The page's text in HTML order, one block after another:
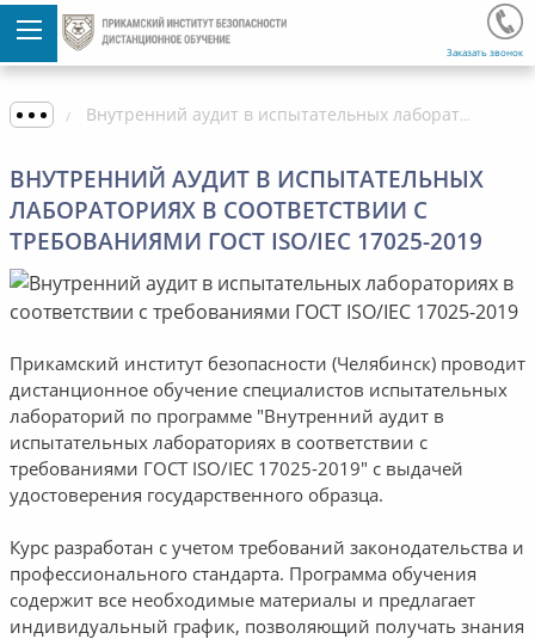
Заказать звонок
Внутренний аудит в испытательных лабораториях в соответствии с требованиями ГОСТ ISO/IEC 17025-2019
ВНУТРЕННИЙ АУДИТ В ИСПЫТАТЕЛЬНЫХ
ЛАБОРАТОРИЯХ В СООТВЕТСТВИИ С
ТРЕБОВАНИЯМИ ГОСТ ISO/IEC 17025-2019
Прикамский институт безопасности (Челябинск) проводит
дистанционное обучение специалистов испытательных
лабораторий по программе "Внутренний аудит в
испытательных лабораториях в соответствии с
требованиями ГОСТ ISO/IEC 17025-2019" с выдачей
удостоверения государственного образца.
Курс разработан с учетом требований законодательства и
профессионального стандарта. Программа обучения
содержит все необходимые материалы и предлагает
индивидуальный график, позволяющий получать знания